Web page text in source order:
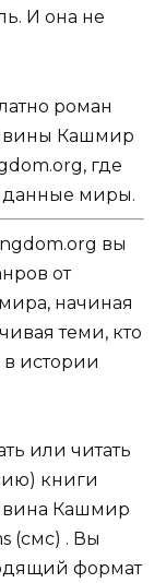
И она не
роман
Кашмир
где
миры.
вы
от
начиная
теми, кто
в истории
или читать
книги
Кашмир
(смс) . Вы
формат